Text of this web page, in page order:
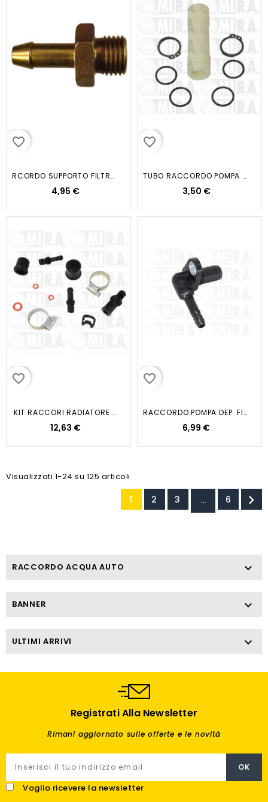
favorite_border
RCORDO SUPPORTO FILTRO NAFTA
4,95 €
favorite_border
TUBO RACCORDO POMPA ACQUA GRINTA
3,50 €
favorite_border
KIT RACCORI RADIATORE...
12,63 €
favorite_border
RACCORDO POMPA DEP. FIAT/OPEL 1.9D
6,99 €
Visualizzati 1-24 su 125 articoli
1 2 3 … 6 
RACCORDO ACQUA AUTO 
BANNER 
ULTIMI ARRIVI 
Registrati Alla Newsletter
Rimani aggiornato sulle offerte e le novità
Voglio ricevere la newsletter